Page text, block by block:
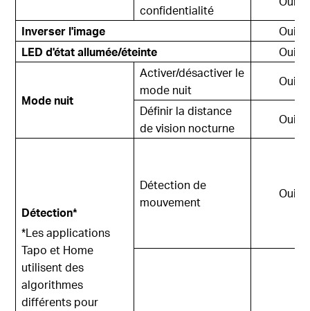
confidentialité
Inverser l'image
Oui
LED d'état allumée/éteinte
Oui
Mode nuit
Activer/désactiver le
mode nuit
Oui
Définir la distance
de vision nocturne
Oui
Détection*
*Les applications
Tapo et Home
utilisent des
algorithmes
différents pour
Détection de
mouvement
Oui